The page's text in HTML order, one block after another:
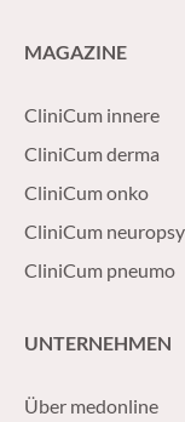
MAGAZINE
CliniCum innere
CliniCum derma
CliniCum onko
CliniCum neuropsy
CliniCum pneumo
UNTERNEHMEN
Über medonline